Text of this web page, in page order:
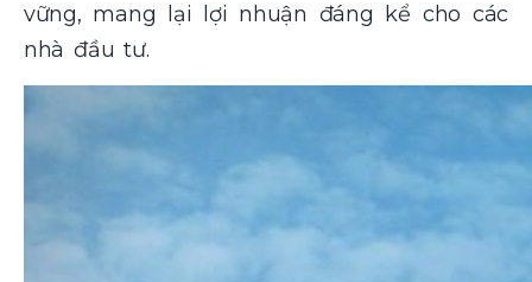
vững, mang lại lợi nhuận đáng kể cho các
nhà đầu tư.